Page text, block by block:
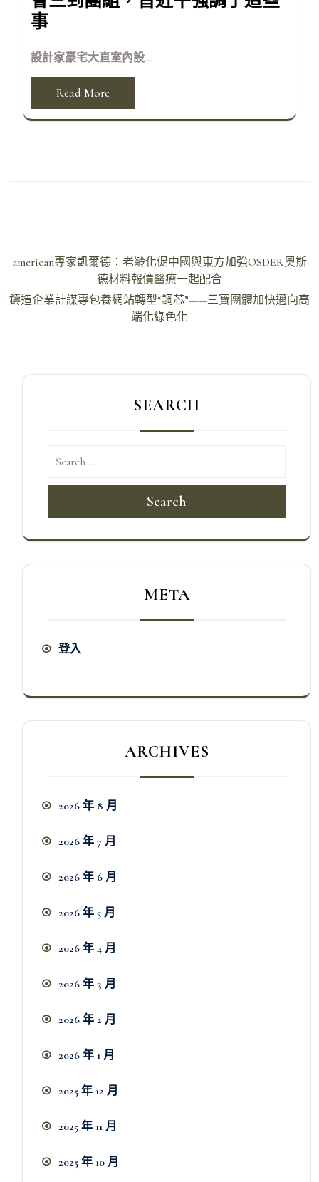
事
設計家豪宅大直室內設...
Read More
文
導
american專家凱爾德：老齡化促中國與東方加強OSDER奧斯
德材料報價醫療一起配合
鑄造企業計謀專包養網站轉型“鋼芯”——三寶團體加快邁向高
端化綠色化
SEARCH
Search
META
登入
ARCHIVES
2026 年 8 月
2026 年 7 月
2026 年 6 月
2026 年 5 月
2026 年 4 月
2026 年 3 月
2026 年 2 月
2026 年 1 月
2025 年 12 月
2025 年 11 月
2025 年 10 月